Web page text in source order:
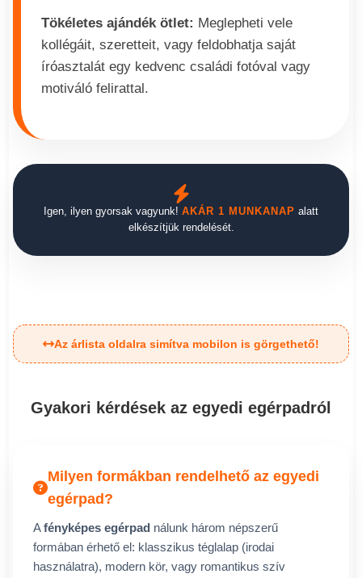
Tökéletes ajándék ötlet: Meglepheti vele
kollégáit, szeretteit, vagy feldobhatja saját
íróasztalát egy kedvenc családi fotóval vagy
motiváló felirattal.
Igen, ilyen gyorsak vagyunk! AKÁR 1 MUNKANAP alatt
elkészítjük rendelését.
Az árlista oldalra simítva mobilon is görgethető!
Gyakori kérdések az egyedi egérpadról
Milyen formákban rendelhető az egyedi
egérpad?
Afényképes egérpad nálunk három népszerű
formában érhető el: klasszikus téglalap (irodai
használatra), modern kör, vagy romantikus szív